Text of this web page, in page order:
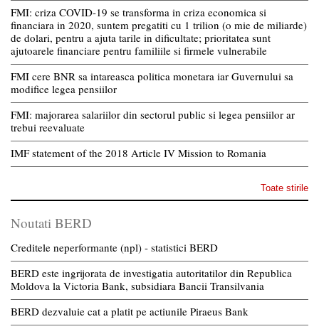
FMI: criza COVID-19 se transforma in criza economica si
financiara in 2020, suntem pregatiti cu 1 trilion (o mie de miliarde)
de dolari, pentru a ajuta tarile in dificultate; prioritatea sunt
ajutoarele financiare pentru familiile si firmele vulnerabile
FMI cere BNR sa intareasca politica monetara iar Guvernului sa
modifice legea pensiilor
FMI: majorarea salariilor din sectorul public si legea pensiilor ar
trebui reevaluate
IMF statement of the 2018 Article IV Mission to Romania
Toate stirile
Noutati BERD
Creditele neperformante (npl) - statistici BERD
BERD este ingrijorata de investigatia autoritatilor din Republica
Moldova la Victoria Bank, subsidiara Bancii Transilvania
BERD dezvaluie cat a platit pe actiunile Piraeus Bank